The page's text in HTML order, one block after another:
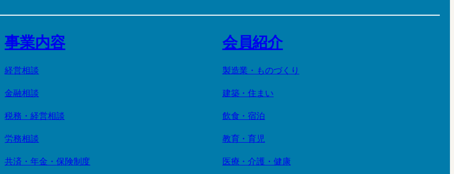
事業内容
経営相談
金融相談
税務・経営相談
労務相談
共済・年金・保険制度
会員紹介
製造業・ものづくり
建築・住まい
飲食・宿泊
教育・育児
医療・介護・健康